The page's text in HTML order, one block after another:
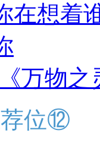
在想着
万物之
位⑫